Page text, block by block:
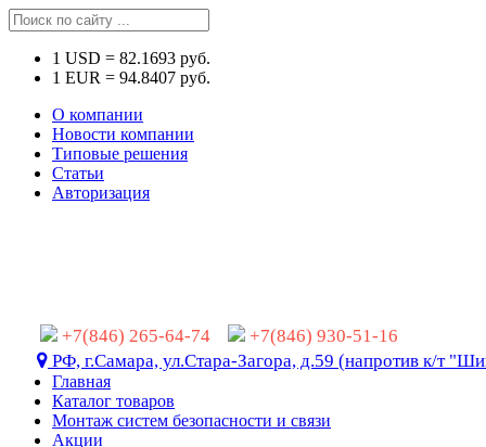
1 USD = 82.1693 руб.
1 EUR = 94.8407 руб.
О компании
Новости компании
Типовые решения
Статьи
Авторизация
+7(846) 265-64-74
+7(846) 930-51-16
РФ, г.Самара, ул.Стара-Загора, д.59 (напротив к/т
Главная
Каталог товаров
Монтаж систем безопасности и связи
Акции